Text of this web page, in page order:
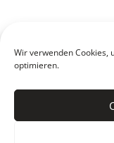
Wir verwenden Cookies,
optimieren.